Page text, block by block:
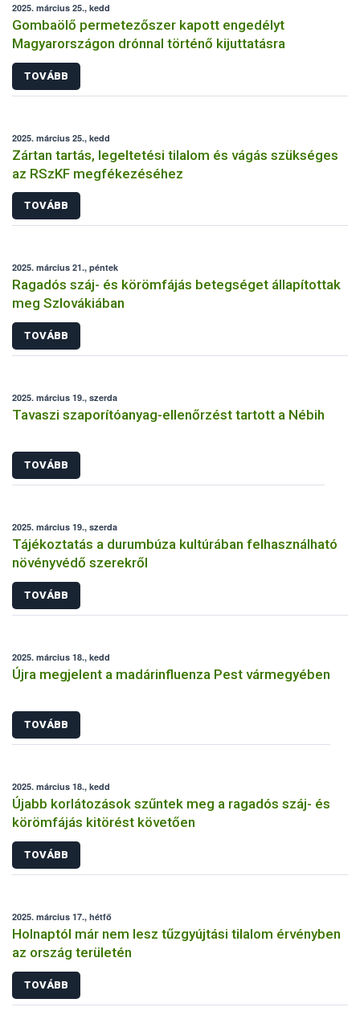
2025. március 25., kedd
Gombaölő permetezőszer kapott engedélyt
Magyarországon drónnal történő kijuttatásra
TOVÁBB
2025. március 25., kedd
Zártan tartás, legeltetési tilalom és vágás szükséges
az RSzKF megfékezéséhez
TOVÁBB
2025. március 21., péntek
Ragadós száj- és körömfájás betegséget állapítottak
meg Szlovákiában
TOVÁBB
2025. március 19., szerda
Tavaszi szaporítóanyag-ellenőrzést tartott a Nébih
TOVÁBB
2025. március 19., szerda
Tájékoztatás a durumbúza kultúrában felhasználható
növényvédő szerekről
TOVÁBB
2025. március 18., kedd
Újra megjelent a madárinfluenza Pest vármegyében
TOVÁBB
2025. március 18., kedd
Újabb korlátozások szűntek meg a ragadós száj- és
körömfájás kitörést követően
TOVÁBB
2025. március 17., hétfő
Holnaptól már nem lesz tűzgyújtási tilalom érvényben
az ország területén
TOVÁBB